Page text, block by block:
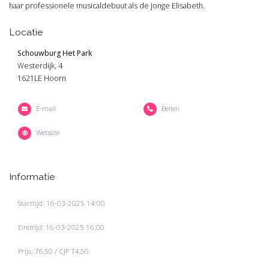
haar professionele musicaldebuut als de jonge Elisabeth.
Locatie
Schouwburg Het Park
Westerdijk, 4
1621LE Hoorn
E-mail Bellen
Website
Informatie
Starttijd: 16-03-2025 14:00
Eindtijd: 16-03-2025 16:00
Prijs: 76,50 / CJP 74,50